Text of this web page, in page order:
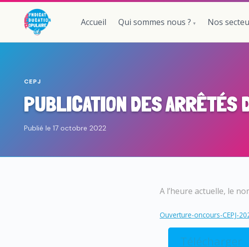
Accueil Qui sommes nous ? Nos
CEPJ
PUBLICATION DES ARRÊTÉS
Publié le 17 octobre 2022
A l’heure actuelle, le
Ouverture-oncours-CEPJ-
Télécharger